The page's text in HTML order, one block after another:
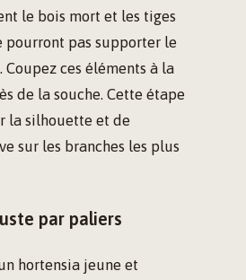
le bois mort et les tiges
pourront pas supporter le
Coupez ces éléments à la
de la souche. Cette étape
la silhouette et de
sur les branches les plus
par paliers
hortensia jeune et